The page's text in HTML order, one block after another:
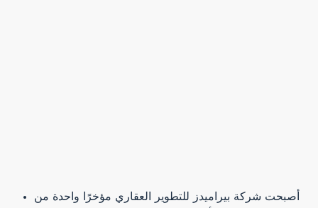
أصبحت شركة بيراميدز للتطوير العقاري مؤخرًا واحدة من